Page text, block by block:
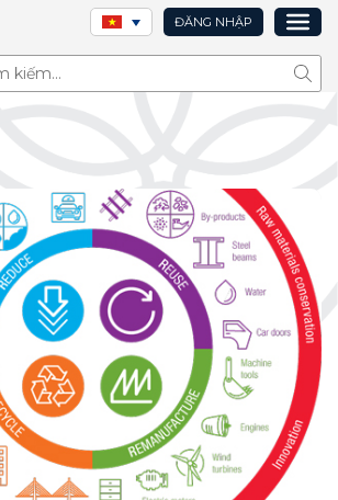
ĐĂNG NHẬP
Tìm